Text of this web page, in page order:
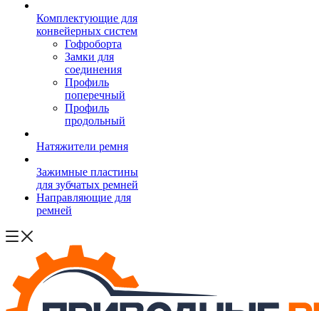
Комплектующие для
конвейерных систем
Гофроборта
Замки для
соединения
Профиль
поперечный
Профиль
продольный
Натяжители ремня
Зажимные пластины
для зубчатых ремней
Направляющие для
ремней